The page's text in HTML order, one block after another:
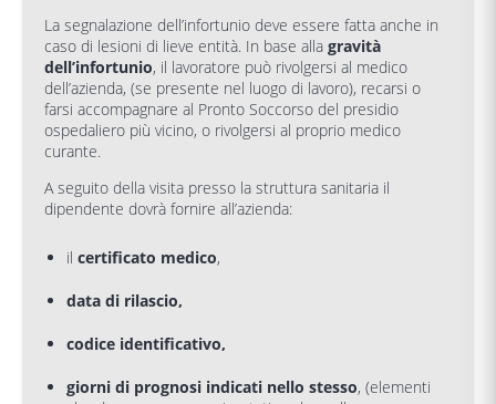
La segnalazione dell’infortunio deve essere fatta anche in
caso di lesioni di lieve entità. In base alla gravità
dell’infortunio, il lavoratore può rivolgersi al medico
dell’azienda, (se presente nel luogo di lavoro), recarsi o
farsi accompagnare al Pronto Soccorso del presidio
ospedaliero più vicino, o rivolgersi al proprio medico
curante.
A seguito della visita presso la struttura sanitaria il
dipendente dovrà fornire all’azienda:
il certificato medico,
data di rilascio,
codice identificativo,
giorni di prognosi indicati nello stesso, (elementi